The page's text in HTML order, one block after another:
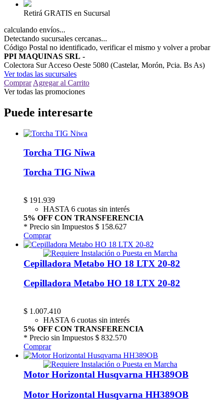
Retirá GRATIS en Sucursal
calculando envíos...
Detectando sucursales cercanas...
Código Postal no identificado, verificar el mismo y volver a probar
PPI MAQUINAS SRL -
Colectora Sur Acceso Oeste 5080 (Castelar, Morón, Pcia. Bs As)
Ver todas las sucursales
Comprar Agregar al Carrito
Ver todas las promociones
Puede interesarte
Torcha TIG Niwa
Torcha TIG Niwa
$ 191.939
HASTA 6 cuotas sin interés
5% OFF CON TRANSFERENCIA
* Precio sin Impuestos $ 158.627
Comprar
Cepilladora Metabo HO 18 LTX 20-82
Cepilladora Metabo HO 18 LTX 20-82
$ 1.007.410
HASTA 6 cuotas sin interés
5% OFF CON TRANSFERENCIA
* Precio sin Impuestos $ 832.570
Comprar
Motor Horizontal Husqvarna HH389OB
Motor Horizontal Husqvarna HH389OB